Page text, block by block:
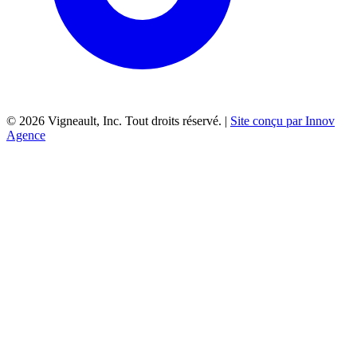
© 2026 Vigneault, Inc. Tout droits réservé. | Site conçu par Innov
Agence